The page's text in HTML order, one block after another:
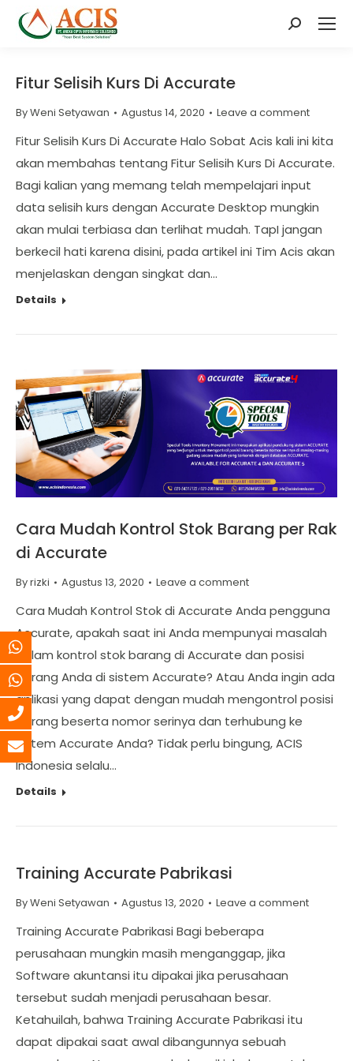
Search:
Fitur Selisih Kurs Di Accurate
ByWeni Setyawan Agustus 14, 2020 Leave a comment
Fitur Selisih Kurs Di Accurate Halo Sobat Acis kali ini kita
akan membahas tentang Fitur Selisih Kurs Di Accurate.
Bagi kalian yang memang telah mempelajari input
data selisih kurs dengan Accurate Desktop mungkin
akan mulai terbiasa dan terlihat mudah. TapI jangan
berkecil hati karena disini, pada artikel ini Tim Acis akan
menjelaskan dengan singkat dan…
Details
Cara Mudah Kontrol Stok Barang per Rak
di Accurate
Byrizki Agustus 13, 2020 Leave a comment
Cara Mudah Kontrol Stok di Accurate Anda pengguna
Accurate, apakah saat ini Anda mempunyai masalah
dalam kontrol stok barang di Accurate dan posisi
barang Anda di sistem Accurate? Atau Anda ingin ada
aplikasi yang dapat dengan mudah mengontrol posisi
barang beserta nomor serinya dan terhubung ke
sistem Accurate Anda? Tidak perlu bingung, ACIS
Indonesia selalu…
Details
Training Accurate Pabrikasi
ByWeni Setyawan Agustus 13, 2020 Leave a comment
Training Accurate Pabrikasi Bagi beberapa
perusahaan mungkin masih menganggap, jika
Software akuntansi itu dipakai jika perusahaan
tersebut sudah menjadi perusahaan besar.
Ketahuilah, bahwa Training Accurate Pabrikasi itu
dapat dipakai saat awal dibangunnya sebuah